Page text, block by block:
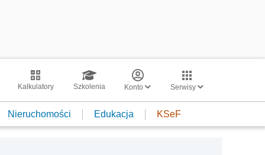
Kalkulatory Szkolenia Konto Serwisy
Nieruchomości Edukacja KSeF